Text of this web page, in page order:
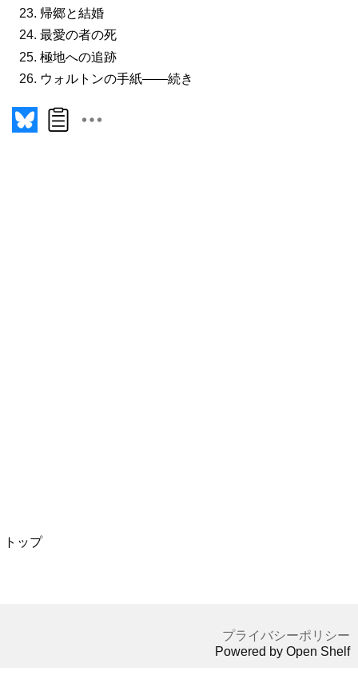
帰郷と結婚
最愛の者の死
極地への追跡
ウォルトンの手紙――続き
トップ
プライバシーポリシー
Powered by Open Shelf